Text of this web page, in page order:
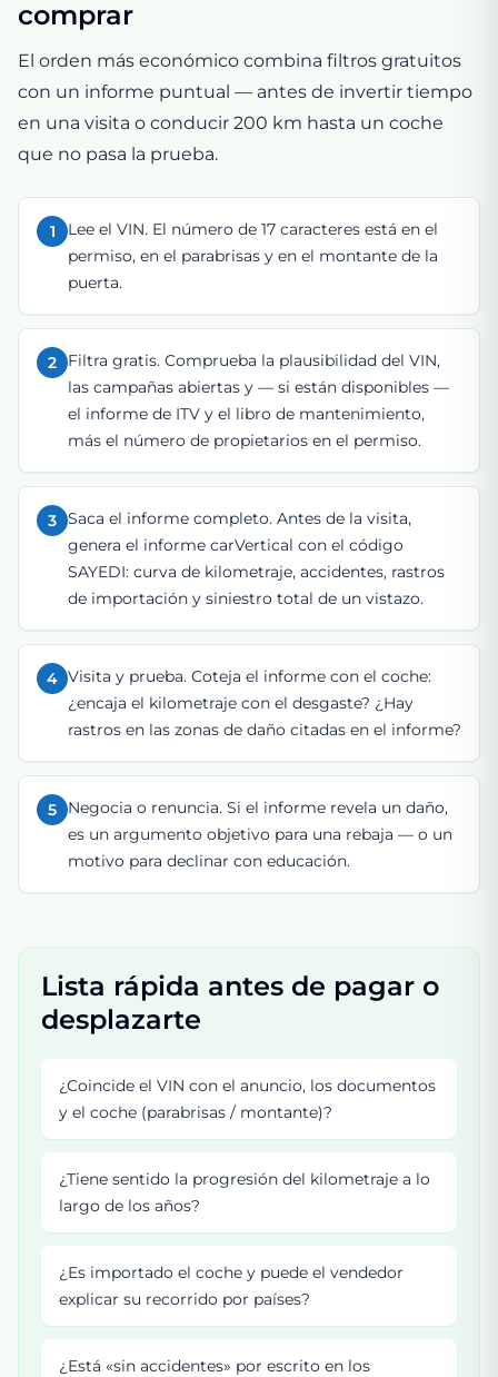
comprar
El orden más económico combina filtros gratuitos
con un informe puntual — antes de invertir tiempo
en una visita o conducir 200 km hasta un coche
que no pasa la prueba.
1
Lee el VIN. El número de 17 caracteres está en el
permiso, en el parabrisas y en el montante de la
puerta.
2
Filtra gratis. Comprueba la plausibilidad del VIN,
las campañas abiertas y — si están disponibles —
el informe de ITV y el libro de mantenimiento,
más el número de propietarios en el permiso.
3 Saca el informe completo. Antes de la visita,
genera el informe carVertical con el código
SAYEDI: curva de kilometraje, accidentes, rastros
de importación y siniestro total de un vistazo.
4 Visita y prueba. Coteja el informe con el coche:
¿encaja el kilometraje con el desgaste? ¿Hay
rastros en las zonas de daño citadas en el informe?
5
Negocia o renuncia. Si el informe revela un daño,
es un argumento objetivo para una rebaja — o un
motivo para declinar con educación.
Lista rápida antes de pagar o
desplazarte
¿Coincide el VIN con el anuncio, los documentos
y el coche (parabrisas / montante)?
¿Tiene sentido la progresión del kilometraje a lo
largo de los años?
¿Es importado el coche y puede el vendedor
explicar su recorrido por países?
¿Está «sin accidentes» por escrito en los